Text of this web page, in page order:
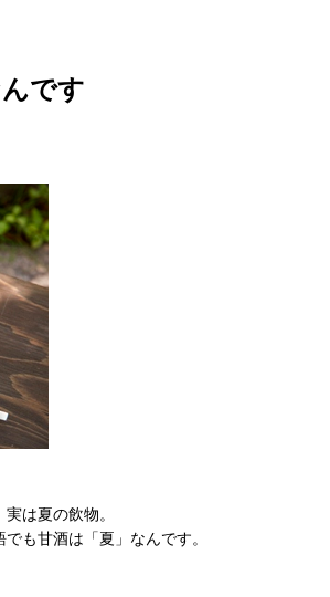
です
は夏の飲物。
も甘酒は「夏」なんです。